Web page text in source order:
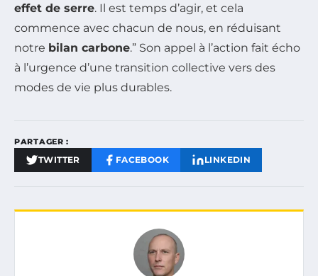
effet de serre. Il est temps d’agir, et cela
commence avec chacun de nous, en réduisant
notre bilan carbone.” Son appel à l’action fait écho
à l’urgence d’une transition collective vers des
modes de vie plus durables.
PARTAGER :
TWITTER FACEBOOK LINKEDIN